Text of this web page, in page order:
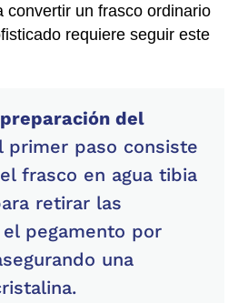
convertir un frasco ordinario
requiere seguir este
del
primer paso consiste
frasco en agua tibia
retirar las
pegamento por
una